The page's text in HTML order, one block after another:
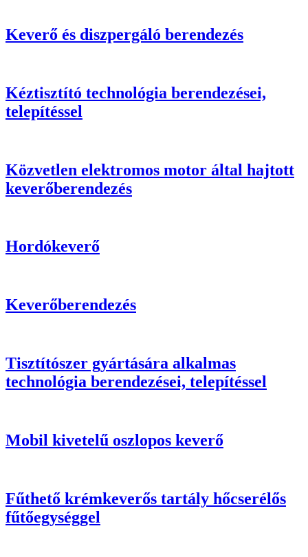
Keverő és diszpergáló berendezés
Kéztisztító technológia berendezései,
telepítéssel
Közvetlen elektromos motor által hajtott
keverőberendezés
Hordókeverő
Keverőberendezés
Tisztítószer gyártására alkalmas
technológia berendezései, telepítéssel
Mobil kivetelű oszlopos keverő
Fűthető krémkeverős tartály hőcserélős
fűtőegységgel